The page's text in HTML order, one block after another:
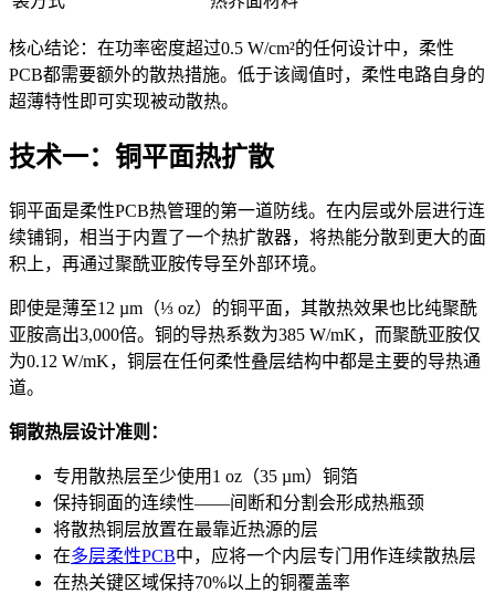
核心结论：在功率密度超过0.5 W/cm²的任何设计中，柔性
PCB都需要额外的散热措施。低于该阈值时，柔性电路自身的
超薄特性即可实现被动散热。
技术一：铜平面热扩散
铜平面是柔性PCB热管理的第一道防线。在内层或外层进行连
续铺铜，相当于内置了一个热扩散器，将热能分散到更大的面
积上，再通过聚酰亚胺传导至外部环境。
即使是薄至12 µm（⅓ oz）的铜平面，其散热效果也比纯聚酰
亚胺高出3,000倍。铜的导热系数为385 W/mK，而聚酰亚胺仅
为0.12 W/mK，铜层在任何柔性叠层结构中都是主要的导热通
道。
铜散热层设计准则：
专用散热层至少使用1 oz（35 µm）铜箔
保持铜面的连续性——间断和分割会形成热瓶颈
将散热铜层放置在最靠近热源的层
在多层柔性PCB中，应将一个内层专门用作连续散热层
在热关键区域保持70%以上的铜覆盖率